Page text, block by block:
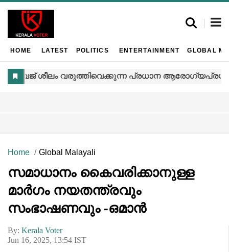
HOME LATEST POLITICS ENTERTAINMENT GLOBAL
Home Global Malayali
സമാധാനം കൈവരിക്കാനുള്ള
മാർഗം നയതന്ത്രവും
സംഭാഷണവും -ഒമാൻ
By: Kerala Voter
Jun 16, 2025, 13:54 IST